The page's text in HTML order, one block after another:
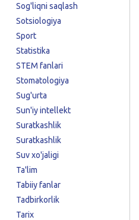
Sog'liqni saqlash
Sotsiologiya
Sport
Statistika
STEM fanlari
Stomatologiya
Sug'urta
Sun'iy intellekt
Suratkashlik
Suratkashlik
Suv xo'jaligi
Ta'lim
Tabiiy fanlar
Tadbirkorlik
Tarix